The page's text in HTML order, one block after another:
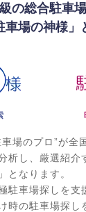
の総合駐車
車場の神様」
場のプロ”が全
析し、厳選紹介
」となります。
駐車場探しを支
時の駐車場探し